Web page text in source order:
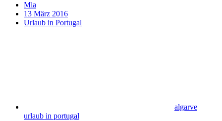
Mia
13 März 2016
Urlaub in Portugal
algarve
urlaub in portugal